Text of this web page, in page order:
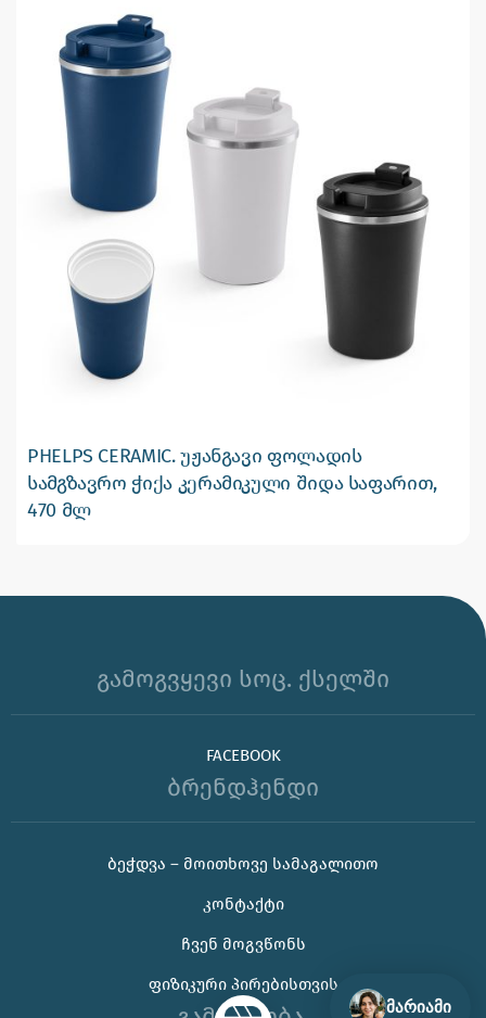
PHELPS CERAMIC. უჟანგავი ფოლადის
სამგზავრო ჭიქა კერამიკული შიდა საფარით,
470 მლ
გამოგვყევი სოც. ქსელში
FACEBOOK
ბრენდჰენდი
ᲑᲔᲭᲓᲕᲐ – ᲛᲝᲘᲗᲮᲝᲕᲔ ᲡᲐᲛᲐᲒᲐᲚᲘᲗᲝ
ᲙᲝᲜᲢᲐᲥᲢᲘ
ᲩᲕᲔᲜ ᲛᲝᲒᲕᲬᲝᲜᲡ
ᲤᲘᲖᲘᲙᲣᲠᲘ ᲞᲘᲠᲔᲑᲘᲡᲗᲕᲘᲡ
მარიამი
საჩუქრის ან ბრენდირებული პროდუქტის შერჩევაში
დახმარება გჭირდებათ, იცოდეთ აქ ვარ 😊